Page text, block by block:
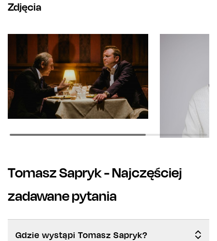
Zdjęcia
Tomasz Sapryk- Najczęściej
zadawane pytania
Gdzie wystąpi Tomasz Sapryk?